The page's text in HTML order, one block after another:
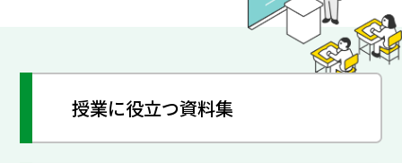
授業に役立つ資料集